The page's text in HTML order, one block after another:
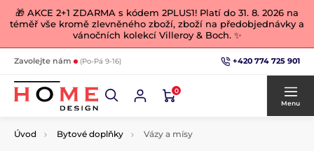
🎁 AKCE 2+1 ZDARMA s kódem 2PLUS1! Platí do 31. 8. 2026 na
téměř vše kromě zlevněného zboží, zboží na předobjednávky a
vánočních kolekcí Villeroy & Boch. ✨
Zavolejte nám (Po-Pá 9-16) +420 774 725 901
0
Menu
Úvod Bytové doplňky Vázy a mísy